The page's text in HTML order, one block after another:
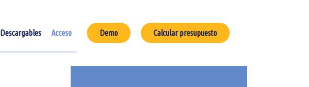
Descargables Acceso Demo Calcular presupuesto